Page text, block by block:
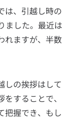
は、引越し時の
ました。最近は
れますが、半数
しの挨拶はして
することで、
把握でき、もし